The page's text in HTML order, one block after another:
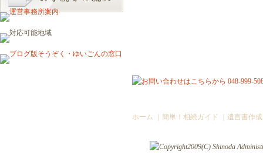
ホーム 簡単！相続ガイド 遺言書作成